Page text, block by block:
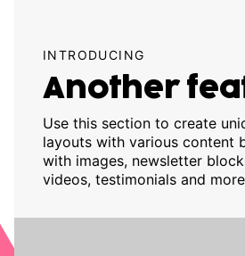
INTRODUCING
Another
Use this section to create
layouts with various content
with images, newsletter
videos, testimonials and